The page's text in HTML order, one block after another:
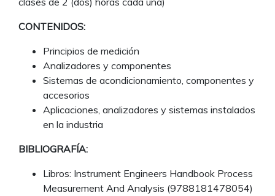
CONTENIDOS:
Principios de medición
Analizadores y componentes
Sistemas de acondicionamiento, componentes y
accesorios
Aplicaciones, analizadores y sistemas instalados
en la industria
BIBLIOGRAFÍA:
Libros: Instrument Engineers Handbook Process
Measurement And Analysis (9788181478054)